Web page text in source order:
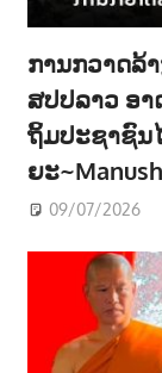
ການກວາດລ້
ສປປລາວ ອ
ຖິ້ມປະຊາຊົນ
ຍະ
09/07/2026